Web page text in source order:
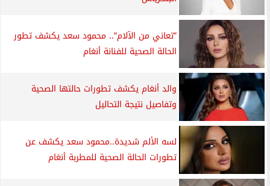
”تعاني من الآلام”.. محمود سعد يكشف تطور
الحالة الصحية للفنانة أنغام
والد أنغام يكشف تطورات حالتها الصحية
وتفاصيل نتيجة التحاليل
لسه الألم شديدة..محمود سعد يكشف عن
تطورات الحالة الصحية للمطربة أنغام